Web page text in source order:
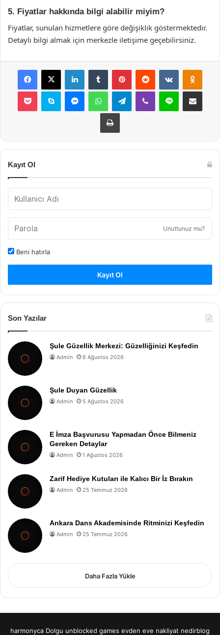
5. Fiyatlar hakkında bilgi alabilir miyim?
Fiyatlar, sunulan hizmetlere göre değişiklik göstermektedir.
Detaylı bilgi almak için merkezle iletişime geçebilirsiniz.
Facebook
X LinkedInTumblr PinterestReddit VKontakte
Pocket Skype MessengerWhatsAppTelegramViber Line E-Posta ile
Yazdır
Kayıt Ol
Unuttunuz mu?
Beni hatırla
Kayıt Ol
Son Yazılar
Şule Güzellik Merkezi: Güzelliğinizi Keşfedin
Admin 6 Ağustos 2026
Şule Duyan Güzellik
Admin 5 Ağustos 2026
E İmza Başvurusu Yapmadan Önce Bilmeniz
Gereken Detaylar
Admin 1 Ağustos 2026
Zarif Hediye Kutuları ile Kalıcı Bir İz Bırakın
Admin 25 Temmuz 2026
Ankara Dans Akademisinde Ritminizi Keşfedin
Admin 25 Temmuz 2026
Daha Fazla Yükle
harmonyca Dolgu unblocked games evden eve nakliyat nedirblog